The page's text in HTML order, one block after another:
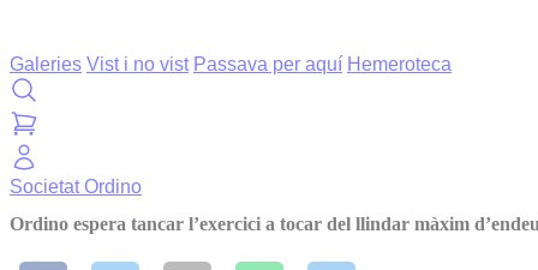
Galeries Vist i no vist Passava per aquí Hemeroteca
SocietatOrdino
Ordino espera tancar l’exercici a tocar del llindar màxim